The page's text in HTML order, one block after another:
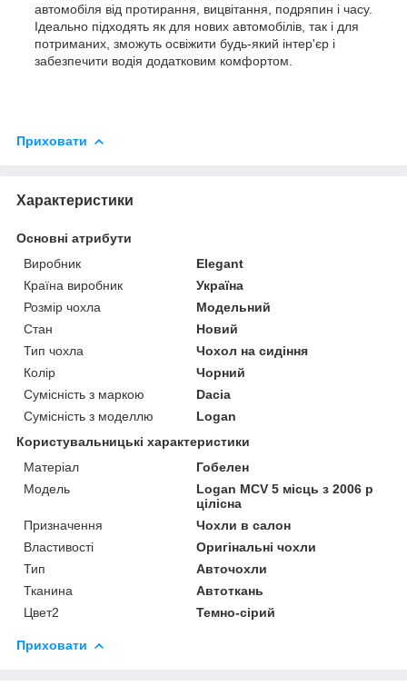
автомобіля від протирання, вицвітання, подряпин і часу.
Ідеально підходять як для нових автомобілів, так і для
потриманих, зможуть освіжити будь-який інтер'єр і
забезпечити водія додатковим комфортом.
Приховати
Характеристики
Основні атрибути
Виробник
Elegant
Країна виробник
Україна
Розмір чохла
Модельний
Стан
Новий
Тип чохла
Чохол на сидіння
Колір
Чорний
Сумісність з маркою
Dacia
Сумісність з моделлю
Logan
Користувальницькі характеристики
Матеріал
Гобелен
Модель
Logan MCV 5 місць з 2006 р
цілісна
Призначення
Чохли в салон
Властивості
Оригінальні чохли
Тип
Авточохли
Тканина
Автоткань
Цвет2
Темно-сірий
Приховати